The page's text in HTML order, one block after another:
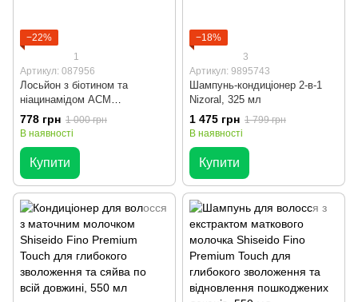
−22%
1
Артикул: 087956
Лосьйон з біотином та
ніацинамідом ACM
Laboratoires Novophane
Reactional для зміцнення та
778 грн 1 000 грн
В наявності
Купити
−18%
3
Артикул: 9895743
Шампунь-кондиціонер 2-в-1
Nizoral, 325 мл
1 475 грн 1 799 грн
В наявності
Купити